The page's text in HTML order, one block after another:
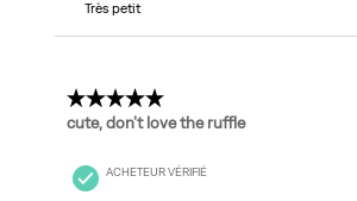
Très petit
5 étoile(s) sur 5.
cute, don’t love the ruffle
ACHETEUR VÉRIFIÉ